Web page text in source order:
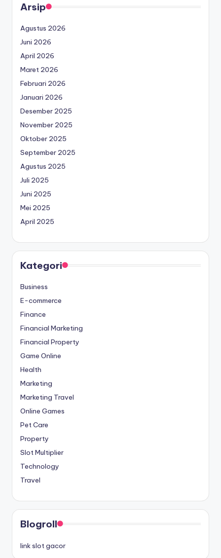
Arsip
Agustus 2026
Juni 2026
April 2026
Maret 2026
Februari 2026
Januari 2026
Desember 2025
November 2025
Oktober 2025
September 2025
Agustus 2025
Juli 2025
Juni 2025
Mei 2025
April 2025
Kategori
Business
E-commerce
Finance
Financial Marketing
Financial Property
Game Online
Health
Marketing
Marketing Travel
Online Games
Pet Care
Property
Slot Multiplier
Technology
Travel
Blogroll
link slot gacor